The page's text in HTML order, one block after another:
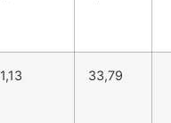
1,13 33,79